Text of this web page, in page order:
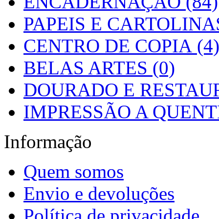
PAPEIS E
CENTRO DE COPIA (4)
BELAS ARTES (0)
DOURADO E
IMPRESSÃO A
Informação
Quem somos
Envio e devoluções